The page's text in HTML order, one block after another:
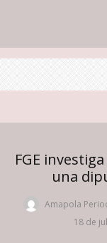
FGE
una
Amapola
18 de